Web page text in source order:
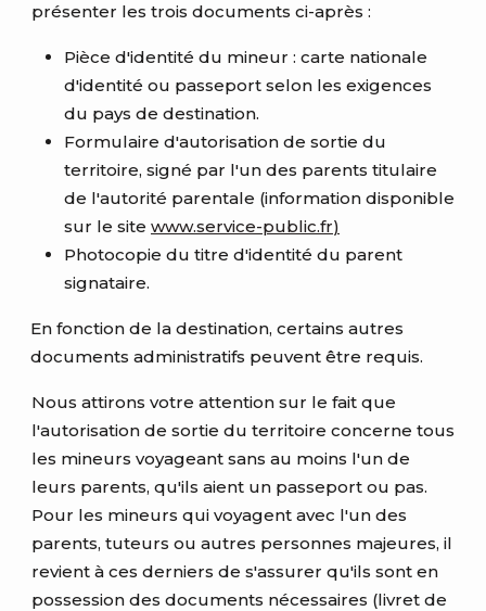
présenter les trois documents ci-après :
Pièce d'identité du mineur : carte nationale
d'identité ou passeport selon les exigences
du pays de destination.
Formulaire d'autorisation de sortie du
territoire, signé par l'un des parents titulaire
de l'autorité parentale (information disponible
sur le site www.service-public.fr)
Photocopie du titre d'identité du parent
signataire.
En fonction de la destination, certains autres
documents administratifs peuvent être requis.
Nous attirons votre attention sur le fait que
l'autorisation de sortie du territoire concerne tous
les mineurs voyageant sans au moins l'un de
leurs parents, qu'ils aient un passeport ou pas.
Pour les mineurs qui voyagent avec l'un des
parents, tuteurs ou autres personnes majeures, il
revient à ces derniers de s'assurer qu'ils sont en
possession des documents nécessaires (livret de